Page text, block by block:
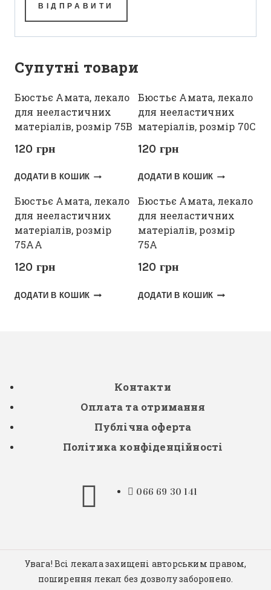
Супутні товари
Бюстьє Амата, лекало
для нееластичних
матеріалів, розмір 75В
120 грн
ДОДАТИ В КОШИК
Бюстьє Амата, лекало
для нееластичних
матеріалів, розмір 70С
120 грн
ДОДАТИ В КОШИК
Бюстьє Амата, лекало
для нееластичних
матеріалів, розмір
75АА
120 грн
ДОДАТИ В КОШИК
Бюстьє Амата, лекало
для нееластичних
матеріалів, розмір
75А
120 грн
ДОДАТИ В КОШИК
Контакти
Оплата та отримання
Публічна оферта
Політика конфіденційності
066 69 30 141
Увага! Всі лекала захищені авторським правом,
поширення лекал без дозволу заборонено.